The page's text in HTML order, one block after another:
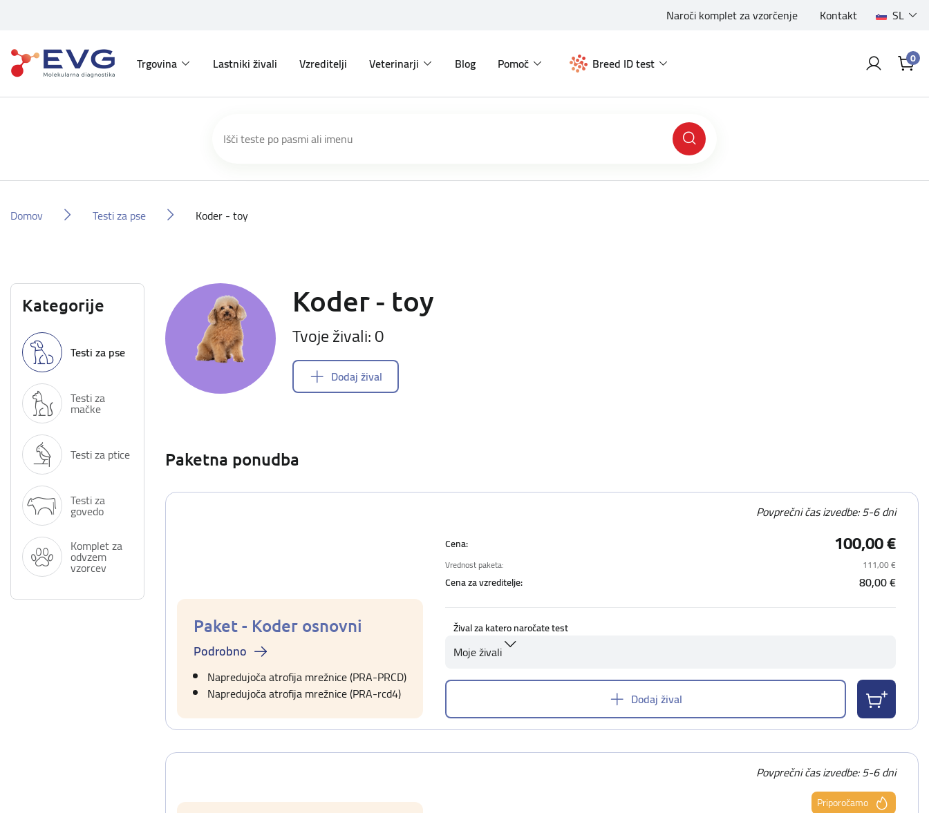
Naroči komplet za vzorčenje Kontakt SL
Trgovina Lastniki živali Vzreditelji Veterinarji Blog Pomoč Breed ID test 0
Domov Testi za pse Koder - toy
Kategorije
Testi za pse
Testi za
mačke
Testi za ptice
Testi za
govedo
Komplet za
odvzem
vzorcev
Koder - toy
Tvoje živali: 0
Dodaj žival
Paketna ponudba
Paket - Koder osnovni
Podrobno
Napredujoča atrofija mrežnice (PRA-PRCD)
Napredujoča atrofija mrežnice (PRA-rcd4)
Povprečni čas izvedbe: 5-6 dni
Cena: 100,00 €
Vrednost paketa: 111,00 €
Cena za vzreditelje: 80,00 €
Žival za katero naročate test
Moje živali
Dodaj žival
Povprečni čas izvedbe: 5-6 dni
Priporočamo